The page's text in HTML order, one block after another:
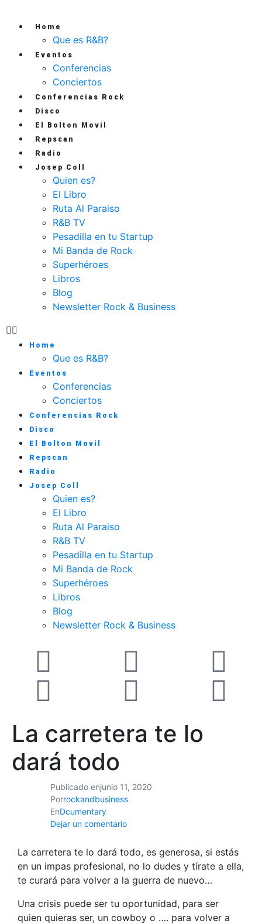
Home
Que es R&B?
Eventos
Conferencias
Conciertos
Conferencias Rock
Disco
El Bolton Movil
Repscan
Radio
Josep Coll
Quien es?
El Libro
Ruta Al Paraiso
R&B TV
Pesadilla en tu Startup
Mi Banda de Rock
Superhéroes
Libros
Blog
Newsletter Rock & Business
Home
Que es R&B?
Eventos
Conferencias
Conciertos
Conferencias Rock
Disco
El Bolton Movil
Repscan
Radio
Josep Coll
Quien es?
El Libro
Ruta Al Paraiso
R&B TV
Pesadilla en tu Startup
Mi Banda de Rock
Superhéroes
Libros
Blog
Newsletter Rock & Business
Publicado enjunio 11, 2020
Porrockandbusiness
EnDcumentary
Dejar un comentario
La carretera te lo
dará todo
‪La carretera te lo dará todo, es generosa, si estás
en un impas profesional, no lo dudes y tírate a ella,
te curará para volver a la guerra de nuevo…‬
‪Una crisis puede ser tu oportunidad, para ser
quien quieras ser, un cowboy o …. para volver a